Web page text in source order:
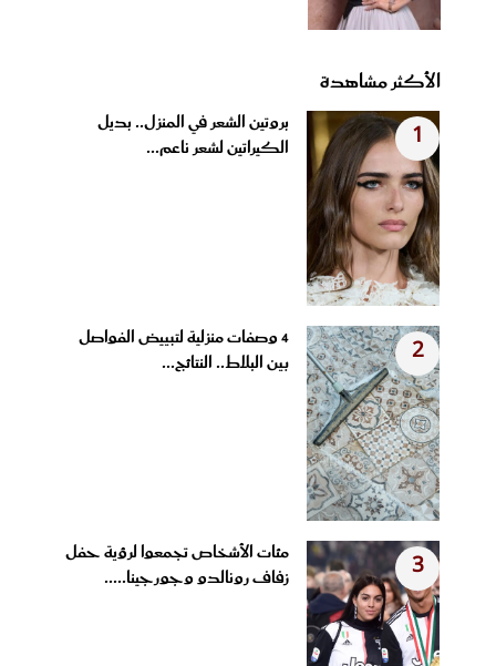
الأكثر مشاهدة
1
بروتين الشعر في المنزل.. بديل
الكيراتين لشعر ناعم...
2
4 وصفات منزلية لتبييض الفواصل
بين البلاط.. النتائج...
3
مئات الأشخاص تجمعوا لرؤية حفل
زفاف رونالدو وجورجينا.....